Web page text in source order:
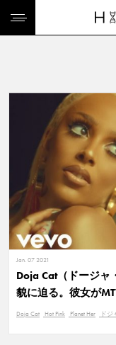
Jan. 07 2021
Doja Cat（ドージャ
貌に迫る。彼女が
Doja Cat Hot Pink Planet Her ドジ